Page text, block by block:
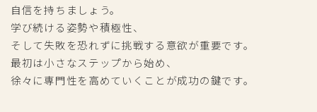
自信を持ちましょう。
学び続ける姿勢や積極性、
そして失敗を恐れずに挑戦する意欲が重要です。
最初は小さなステップから始め、
徐々に専門性を高めていくことが成功の鍵です。